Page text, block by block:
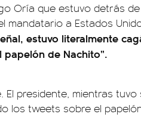
Oría que estuvo detrás
mandatario a Estados
estuvo literalmente
de Nachito”.
El presidente, mientras
los tweets sobre el